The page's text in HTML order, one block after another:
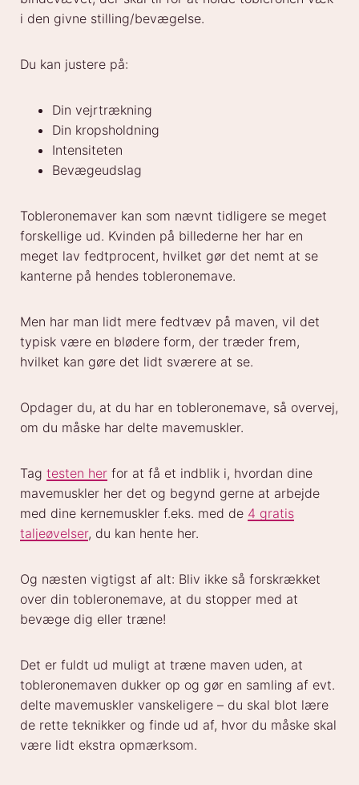
i den givne stilling/bevægelse.
Du kan justere på:
Din vejrtrækning
Din kropsholdning
Intensiteten
Bevægeudslag
Tobleronemaver kan som nævnt tidligere se meget
forskellige ud. Kvinden på billederne her har en
meget lav fedtprocent, hvilket gør det nemt at se
kanterne på hendes tobleronemave.
Men har man lidt mere fedtvæv på maven, vil det
typisk være en blødere form, der træder frem,
hvilket kan gøre det lidt sværere at se.
Opdager du, at du har en tobleronemave, så overvej,
om du måske har delte mavemuskler.
Tag testen her for at få et indblik i, hvordan dine
mavemuskler her det og begynd gerne at arbejde
med dine kernemuskler f.eks. med de 4 gratis
taljeøvelser, du kan hente her.
Og næsten vigtigst af alt: Bliv ikke så forskrækket
over din tobleronemave, at du stopper med at
bevæge dig eller træne!
Det er fuldt ud muligt at træne maven uden, at
tobleronemaven dukker op og gør en samling af evt.
delte mavemuskler vanskeligere – du skal blot lære
de rette teknikker og finde ud af, hvor du måske skal
være lidt ekstra opmærksom.